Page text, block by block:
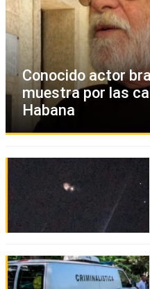
Conocido actor
muestra por las
Habana